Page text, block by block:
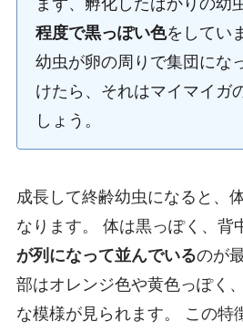
程度で黒っぽい色をしてい
幼虫が卵の周りで集団にな
けたら、それはマイマイガ
しょう。
成長して終齢幼虫になると、
なります。 体は黒っぽく、背
が列になって並んでいるのが
部はオレンジ色や黄色っぽく
な模様が見られます。 この特